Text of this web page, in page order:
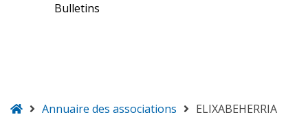
Bulletins
AccueilAnnuaire des associations ELIXABEHERRIA